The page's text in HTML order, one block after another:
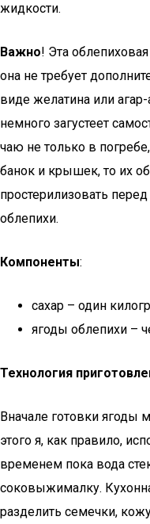
жидкости.
Важно! Эта облепиховая
она не требует
виде желатина или
немного загустеет
чаю не только в
банок и крышек, то их
простерилизовать
облепихи.
Компоненты:
сахар – один
ягоды облепихи –
Технология
Вначале готовки ягоды
этого я, как правило,
временем пока вода
соковыжималку.
разделить семечки,